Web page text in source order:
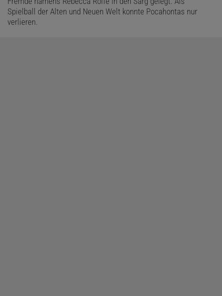
Spielball der Alten und Neuen Welt konnte Pocahontas nur
verlieren.